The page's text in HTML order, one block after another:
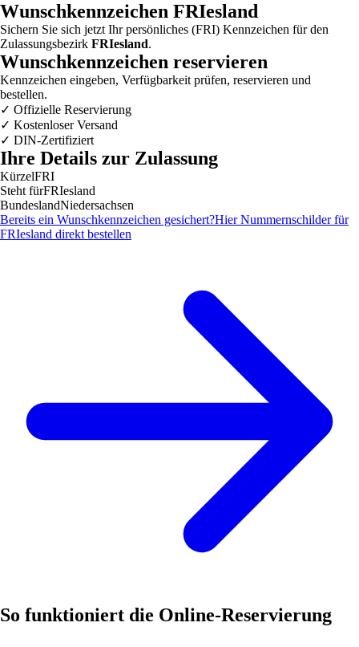
Wunschkennzeichen FRIesland
Sichern Sie sich jetzt Ihr persönliches (FRI) Kennzeichen für den
Zulassungsbezirk FRIesland.
Wunschkennzeichen reservieren
Kennzeichen eingeben, Verfügbarkeit prüfen, reservieren und
bestellen.
✓ Offizielle Reservierung
✓ Kostenloser Versand
✓ DIN-Zertifiziert
Ihre Details zur Zulassung
KürzelFRI
Steht fürFRIesland
BundeslandNiedersachsen
Bereits ein Wunschkennzeichen gesichert?Hier Nummernschilder für
FRIesland direkt bestellen
So funktioniert die Online-Reservierung